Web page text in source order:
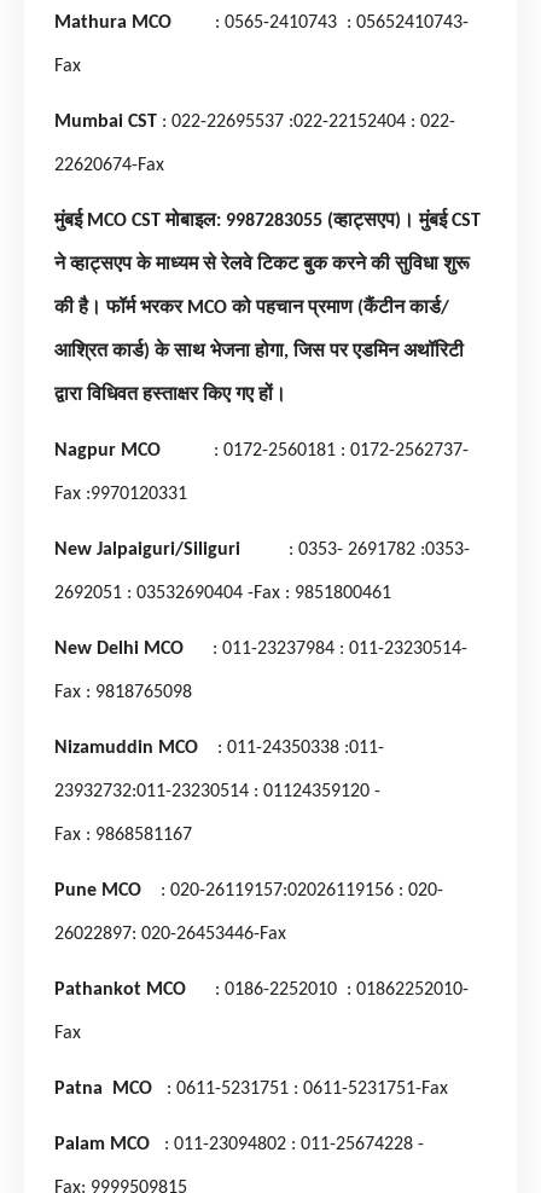
Mathura MCO : 0565-2410743 : 05652410743-
Fax
Mumbai CST : 022-22695537 :022-22152404 : 022-
22620674-Fax
मुंबई MCO CSTमोबाइल: 9987283055 (व्हाट्सएप)। मुंबईCST
ने व्हाट्सएप के माध्यम से रेलवे टिकट बुक करने की सुविधा शुरू
की है। फॉर्म भरकर MCOको पहचान प्रमाण (कैंटीन कार्ड/
आश्रित कार्ड) के साथ भेजना होगा,जिस पर एडमिन अथॉरिटी
द्वारा विधिवत हस्ताक्षर किए गए हों।
Nagpur MCO : 0172-2560181 : 0172-2562737-
Fax :9970120331
New Jalpaiguri/Siliguri : 0353- 2691782 :0353-
2692051 : 03532690404 -Fax : 9851800461
New Delhi MCO : 011-23237984 : 011-23230514-
Fax : 9818765098
Nizamuddin MCO : 011-24350338 :011-
23932732:011-23230514 : 01124359120 -
Fax : 9868581167
Pune MCO : 020-26119157:02026119156 : 020-
26022897: 020-26453446-Fax
Pathankot MCO : 0186-2252010 : 01862252010-
Fax
Patna MCO : 0611-5231751 : 0611-5231751-Fax
Palam MCO : 011-23094802 : 011-25674228 -
Fax: 9999509815